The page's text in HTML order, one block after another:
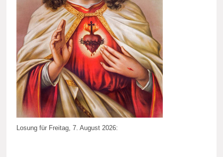
Losung für Freitag, 7. August 2026: